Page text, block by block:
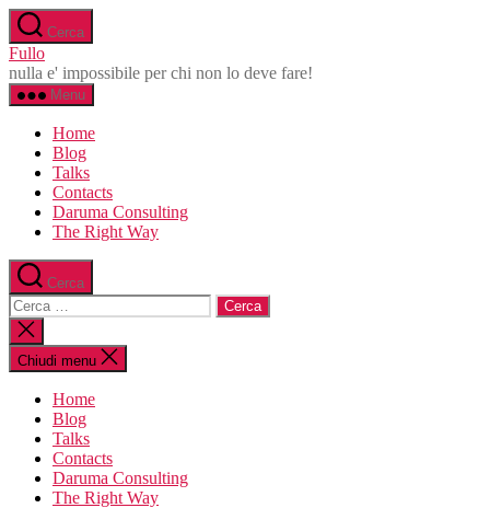
Salta
al
contenuto
Cerca
Fullo
nulla e' impossibile per chi non lo deve fare!
Menu
Home
Blog
Talks
Contacts
Daruma Consulting
The Right Way
Cerca
Cerca:
Chiudi
la
ricerca
Chiudi menu
Home
Blog
Talks
Contacts
Daruma Consulting
The Right Way